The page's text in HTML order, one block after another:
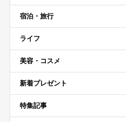
宿泊・旅行
ライフ
美容・コスメ
新着プレゼント
特集記事